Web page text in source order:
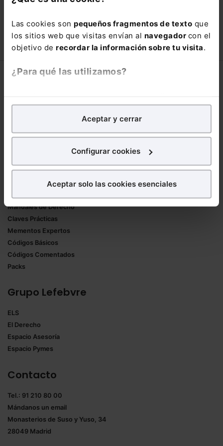
Las cookies son pequeños fragmentos de texto que
los sitios web que visitas envían al navegador con el
objetivo de recordar la información sobre tu visita.
¿Para qué las utilizamos?
analíticospara tratar demejorar tu experienciaen
nuestra página web. También con fines publicitarios,
para poder mostrarte publicidad y contenidos de tu
¿Qué puedes hacer?
experiencia en la web sea óptima
Puedesaceptar solo las esenciales
todas las cookies excepto aquellas imprescindibles.
También puedes
seleccionar solo aquellas que quieras permitir en tu
navegador. Si no seleccionas ninguna utilizaremos
Saber más acerca de las cookies
Aceptar y cerrar
Configurar cookies
Aceptar solo las cookies esenciales
110,00€ 66,00€
COMPRAR
Corporativo
Librerías asociadas
Productos
Manuales de Derecho
Claves Prácticas
Mementos Expertos
Códigos Básicos
Códigos Comentados
Packs
Grupo Lefebvre
ELS
El Derecho
Espacio Asesoría
Espacio Pymes
Contacto
Tel.: 91 210 80 00
Mándanos un email
Monasterios de Suso y Yuso, 34
28049 Madrid